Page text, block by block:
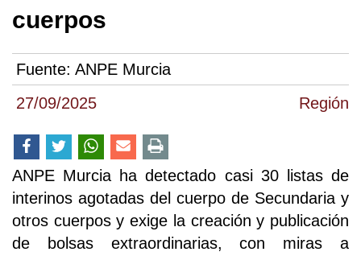
27/09/2025 Región
cuerpos
Fuente: ANPE Murcia
ANPE Murcia ha detectado casi 30 listas de
interinos agotadas del cuerpo de Secundaria y
otros cuerpos y exige la creación y publicación
de bolsas extraordinarias, con miras a